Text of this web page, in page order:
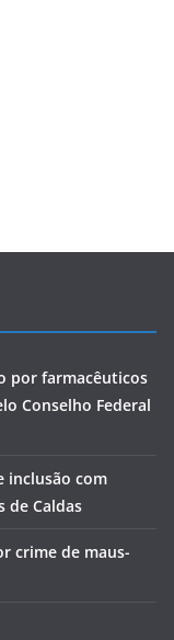
por farmacêuticos
Conselho Federal
inclusão com
de Caldas
crime de maus-